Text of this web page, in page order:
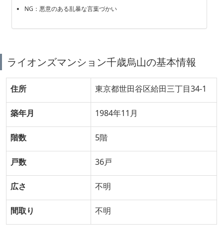
NG：悪意のある乱暴な言葉づかい
ライオンズマンション千歳烏山の基本情報
住所 東京都世田谷区給田三丁目34-1
築年月 1984年11月
階数 5階
戸数 36戸
広さ 不明
間取り 不明